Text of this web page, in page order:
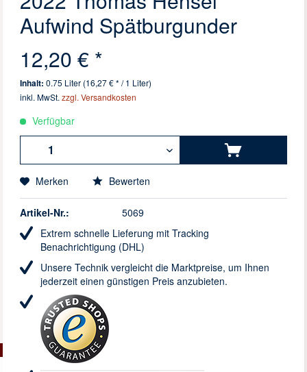
Aufwind Spätburgunder
12,20 € *
Inhalt:0.75 Liter (16,27 € * / 1 Liter)
inkl. MwSt.zzgl. Versandkosten
Verfügbar
Merken Bewerten
Artikel-Nr.:
5069
Extrem schnelle Lieferung mit Tracking
Benachrichtigung (DHL)
Unsere Technik vergleicht die Marktpreise, um Ihnen
jederzeit einen günstigen Preis anzubieten.